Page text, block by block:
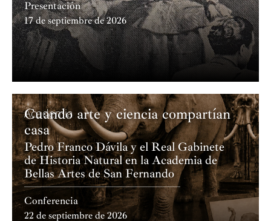
Presentación
17 de septiembre de 2026
Academia
Cuando arte y ciencia compartían
casa
Pedro Franco Dávila y el Real Gabinete
de Historia Natural en la Academia de
Bellas Artes de San Fernando
Conferencia
22 de septiembre de 2026